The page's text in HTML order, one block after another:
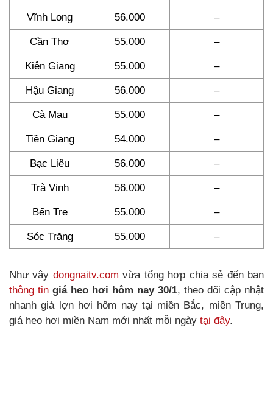
Vĩnh Long 56.000 –
Cần Thơ 55.000 –
Kiên Giang 55.000 –
Hậu Giang 56.000 –
Cà Mau 55.000 –
Tiền Giang 54.000 –
Bạc Liêu 56.000 –
Trà Vinh 56.000 –
Bến Tre 55.000 –
Sóc Trăng 55.000 –
Như vậy dongnaitv.com vừa tổng hợp chia sẻ đến bạn
thông tin giá heo hơi hôm nay 30/1, theo dõi cập nhật
nhanh giá lợn hơi hôm nay tại miền Bắc, miền Trung,
giá heo hơi miền Nam mới nhất mỗi ngày tại đây.